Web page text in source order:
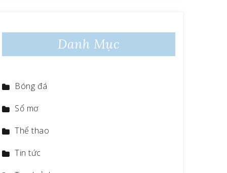
Danh Mục
Bóng đá
Sổ mơ
Thể thao
Tin tức